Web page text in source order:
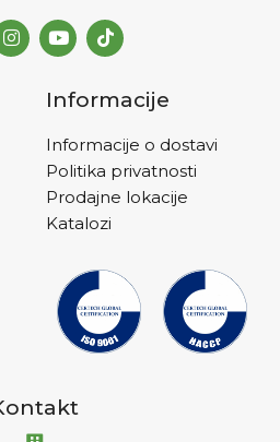
Informacije
Informacije o dostavi
Politika privatnosti
Prodajne lokacije
Katalozi